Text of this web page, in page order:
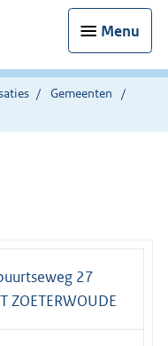
Menu
Gemeenten
27
ZOETERWOUDE